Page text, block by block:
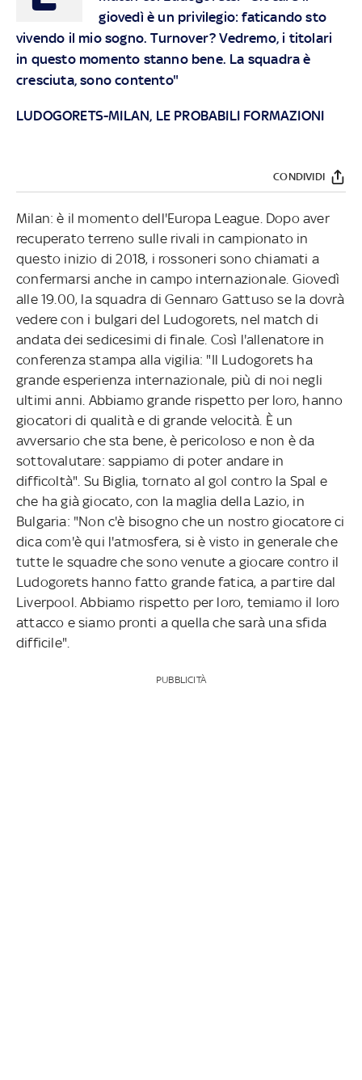
giovedì è un privilegio: faticando sto
vivendo il mio sogno. Turnover? Vedremo, i titolari
in questo momento stanno bene. La squadra è
cresciuta, sono contento"
LUDOGORETS-MILAN, LE PROBABILI FORMAZIONI
CONDIVIDI
Milan: è il momento dell'Europa League. Dopo aver
recuperato terreno sulle rivali in campionato in
questo inizio di 2018, i rossoneri sono chiamati a
confermarsi anche in campo internazionale. Giovedì
alle 19.00, la squadra di Gennaro Gattuso se la dovrà
vedere con i bulgari del Ludogorets, nel match di
andata dei sedicesimi di finale. Così l'allenatore in
conferenza stampa alla vigilia: "Il Ludogorets ha
grande esperienza internazionale, più di noi negli
ultimi anni. Abbiamo grande rispetto per loro, hanno
giocatori di qualità e di grande velocità. È un
avversario che sta bene, è pericoloso e non è da
sottovalutare: sappiamo di poter andare in
difficoltà". Su Biglia, tornato al gol contro la Spal e
che ha già giocato, con la maglia della Lazio, in
Bulgaria: "Non c'è bisogno che un nostro giocatore ci
dica com'è qui l'atmosfera, si è visto in generale che
tutte le squadre che sono venute a giocare contro il
Ludogorets hanno fatto grande fatica, a partire dal
Liverpool. Abbiamo rispetto per loro, temiamo il loro
attacco e siamo pronti a quella che sarà una sfida
difficile".
PUBBLICITÀ